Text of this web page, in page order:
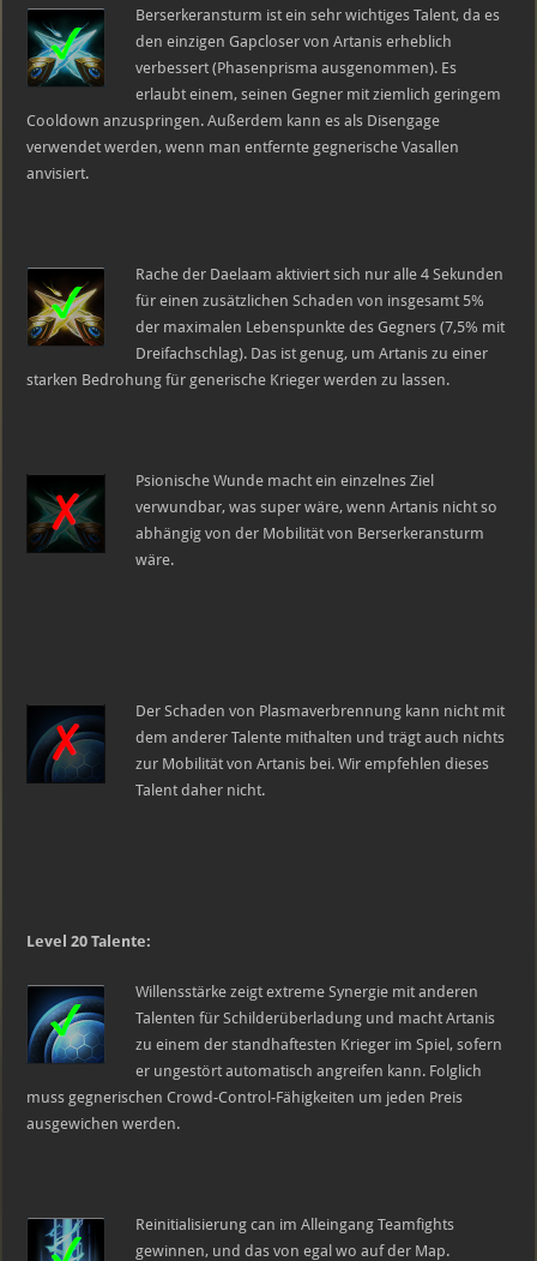
Berserkeransturm ist ein sehr wichtiges Talent, da es
den einzigen Gapcloser von Artanis erheblich
verbessert (Phasenprisma ausgenommen). Es
erlaubt einem, seinen Gegner mit ziemlich geringem
Cooldown anzuspringen. Außerdem kann es als Disengage
verwendet werden, wenn man entfernte gegnerische Vasallen
anvisiert.
Rache der Daelaam aktiviert sich nur alle 4 Sekunden
für einen zusätzlichen Schaden von insgesamt 5%
der maximalen Lebenspunkte des Gegners (7,5% mit
Dreifachschlag). Das ist genug, um Artanis zu einer
starken Bedrohung für generische Krieger werden zu lassen.
Psionische Wunde macht ein einzelnes Ziel
verwundbar, was super wäre, wenn Artanis nicht so
abhängig von der Mobilität von Berserkeransturm
wäre.
Der Schaden von Plasmaverbrennung kann nicht mit
dem anderer Talente mithalten und trägt auch nichts
zur Mobilität von Artanis bei. Wir empfehlen dieses
Talent daher nicht.
Level 20 Talente:
Willensstärke zeigt extreme Synergie mit anderen
Talenten für Schilderüberladung und macht Artanis
zu einem der standhaftesten Krieger im Spiel, sofern
er ungestört automatisch angreifen kann. Folglich
muss gegnerischen Crowd-Control-Fähigkeiten um jeden Preis
ausgewichen werden.
Reinitialisierung can im Alleingang Teamfights
gewinnen, und das von egal wo auf der Map.